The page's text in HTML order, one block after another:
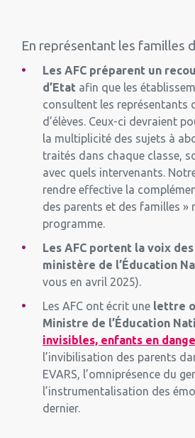
En représentant les familles
Les AFC préparent un
d’Etat afin que les
consultent les représentants
d’élèves. Ceux-ci devraient
la multiplicité des sujets à
traités dans chaque classe,
avec quels intervenants.
rendre effective la
des parents et des familles »
programme.
Les AFC portent la voix
ministère de l’Éducation
vous en avril 2025).
Les AFC ont écrit une lettre
Ministre de l’Éducation
invisibles, enfants en
l’invibilisation des parents
EVARS, l’omniprésence du
l’instrumentalisation des
dernier.